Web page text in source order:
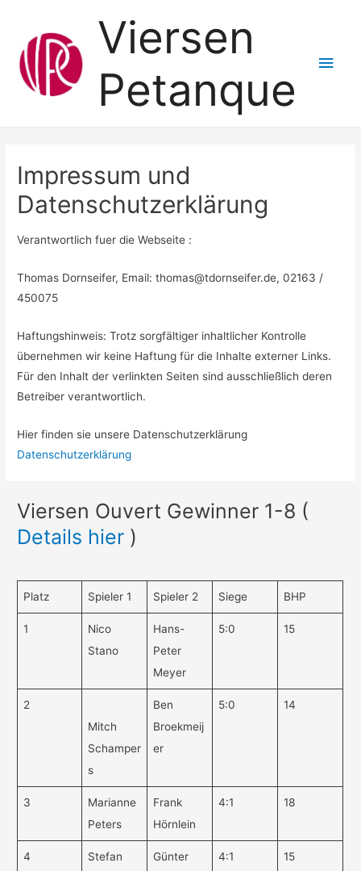
Viersen
Petanque
Impressum und
Datenschutzerklärung
Verantwortlich fuer die Webseite :
Thomas Dornseifer, Email: thomas@tdornseifer.de, 02163 /
450075
Haftungshinweis: Trotz sorgfältiger inhaltlicher Kontrolle
übernehmen wir keine Haftung für die Inhalte externer Links.
Für den Inhalt der verlinkten Seiten sind ausschließlich deren
Betreiber verantwortlich.
Hier finden sie unsere Datenschutzerklärung
Datenschutzerklärung
Viersen Ouvert Gewinner 1-8 (
Details hier )
Platz Spieler 1 Spieler 2 Siege BHP
1
Nico
Stano
Hans-
Peter
Meyer
5:0 15
2
Mitch
Schamper
s
Ben
Broekmeij
er
5:0 14
3
Marianne
Peters
Frank
Hörnlein
4:1 18
4
Stefan
Günter
4:1 15